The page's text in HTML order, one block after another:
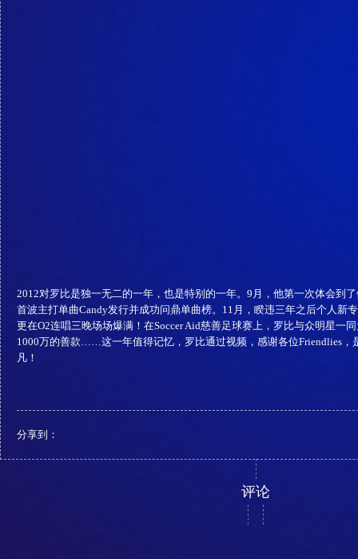
2012对罗比是独一无二的一年，也是特别的一年。9月，他第一次体会到
首波主打单曲Candy发行并成功问鼎单曲榜。11月，睽违三年之后个人新
更在O2连唱三晚场场爆满！在Soccer Aid慈善足球赛上，罗比与众明星一
1000万的善款……这一年值得记忆，罗比通过视频，感谢各位Friendlies，
凡！
分享到：
评论